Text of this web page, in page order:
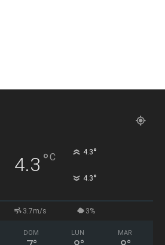
4.3 °C 4.3°
4.3°
3.7m/s 3%
DOM LUN MAR